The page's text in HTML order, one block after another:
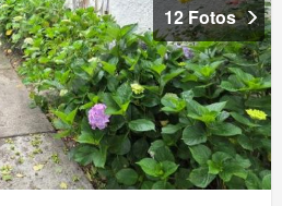
12 Fotos